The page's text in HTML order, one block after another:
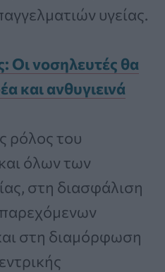
υγείας.
Οι νοσηλευτές θα
και ανθυγιεινά
ρόλος του
όλων των
στη διασφάλιση
στη διαμόρφωση